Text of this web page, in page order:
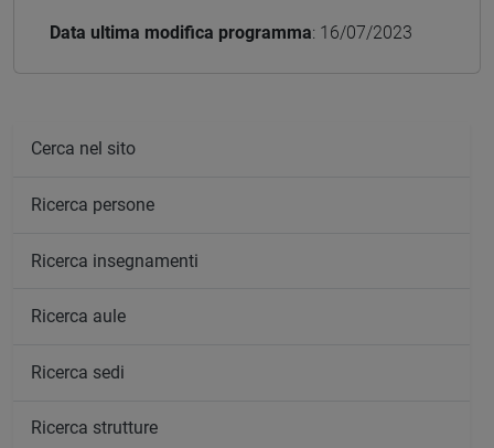
Data ultima modifica programma: 16/07/2023
Cerca nel sito
Ricerca persone
Ricerca insegnamenti
Ricerca aule
Ricerca sedi
Ricerca strutture